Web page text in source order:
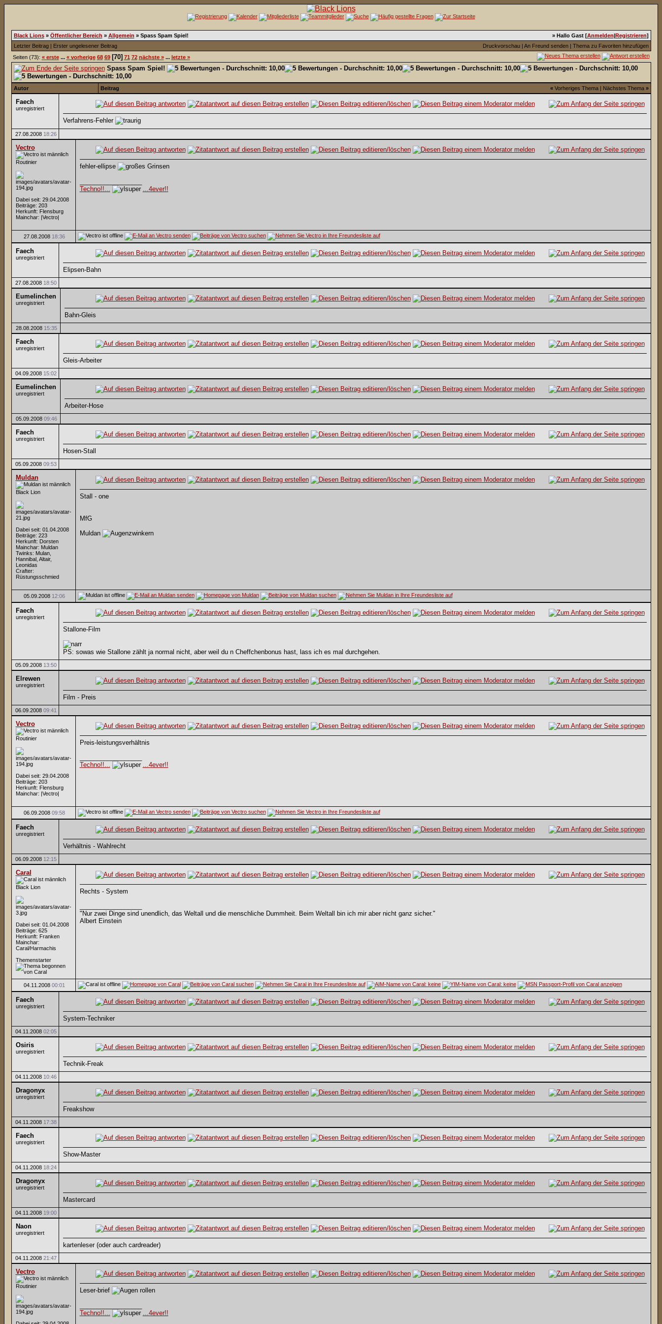
Black Lions» Öffentlicher Bereich » Allgemein » Spass Spam Spiel! » Hallo Gast [Anmelden|Registrieren]
Letzter Beitrag| Erster ungelesener Beitrag Druckvorschau| An Freund senden| Thema zu Favoriten hinzufügen
Seiten (73): « erste... « vorherige 68 69 [70] 71 72 nächste » ... letzte »
Spass Spam Spiel!
Autor Beitrag « Vorheriges Thema| Nächstes Thema »
Faech
unregistriert
Verfahrens-Fehler
27.08.2008 18:26
Vectro
Routinier
Dabei seit: 29.04.2008
Beiträge: 203
Herkunft: Flensburg
Mainchar: |Vectro|
fehler-ellipse
Techno!!...
...4ever!!
27.08.2008 18:36
Faech
unregistriert
Elipsen-Bahn
27.08.2008 18:50
Eumelinchen
unregistriert
Bahn-Gleis
28.08.2008 15:35
Faech
unregistriert
Gleis-Arbeiter
04.09.2008 15:02
Eumelinchen
unregistriert
Arbeiter-Hose
05.09.2008 09:46
Faech
unregistriert
Hosen-Stall
05.09.2008 09:53
Muldan
Black Lion
Dabei seit: 01.04.2008
Beiträge: 223
Herkunft: Dorsten
Mainchar: Muldan
Twinks: Mulan,
Hannibal, Altair,
Leonidas
Crafter:
Rüstungsschmied
Stall - one
MfG
Muldan
05.09.2008 12:06
Faech
unregistriert
Stallone-Film
PS: sowas wie Stallone zählt ja normal nicht, aber weil du n Cheffchenbonus hast, lass ich es mal durchgehen.
05.09.2008 13:50
Elrewen
unregistriert
Film - Preis
06.09.2008 09:41
Vectro
Routinier
Dabei seit: 29.04.2008
Beiträge: 203
Herkunft: Flensburg
Mainchar: |Vectro|
Preis-leistungsverhältnis
Techno!!...
...4ever!!
06.09.2008 09:58
Faech
unregistriert
Verhältnis - Wahlrecht
06.09.2008 12:15
Caral
Black Lion
Dabei seit: 01.04.2008
Beiträge: 625
Herkunft: Franken
Mainchar:
Caral/Harmachis
Themenstarter
Rechts - System
"Nur zwei Dinge sind unendlich, das Weltall und die menschliche Dummheit. Beim Weltall bin ich mir aber nicht ganz sicher."
Albert Einstein
04.11.2008 00:01
Faech
unregistriert
System-Techniker
04.11.2008 02:05
Osiris
unregistriert
Technik-Freak
04.11.2008 10:46
Dragonyx
unregistriert
Freakshow
04.11.2008 17:38
Faech
unregistriert
Show-Master
04.11.2008 18:24
Dragonyx
unregistriert
Mastercard
04.11.2008 19:00
Naon
unregistriert
kartenleser (oder auch cardreader)
04.11.2008 21:47
Vectro
Routinier
Leser-brief
Techno!!...
...4ever!!